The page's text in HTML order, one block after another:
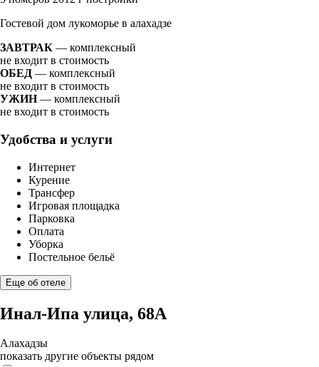
Гостевой дом лукоморье в алахадзе
ЗАВТРАК — комплексный
не входит в стоимость
ОБЕД — комплексный
не входит в стоимость
УЖИН— комплексный
не входит в стоимость
Удобства и услуги
Интернет
Курение
Трансфер
Игровая площадка
Парковка
Оплата
Уборка
Постельное бельё
Еще об отеле
Инал-Ипа улица, 68А
Алахадзы
показать другие объекты рядом